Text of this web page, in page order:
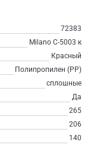
72383
Milano C-5003 к
Красный
Полипропилен (PP)
сплошные
Да
265
206
140